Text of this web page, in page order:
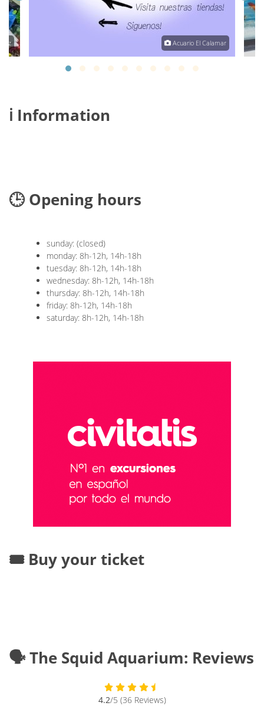
Acuario El Calamar
ℹ️ Information
🕒 Opening hours
sunday: (closed)
monday: 8h-12h, 14h-18h
tuesday: 8h-12h, 14h-18h
wednesday: 8h-12h, 14h-18h
thursday: 8h-12h, 14h-18h
friday: 8h-12h, 14h-18h
saturday: 8h-12h, 14h-18h
🎟️ Buy your ticket
🗣️ The Squid Aquarium: Reviews
4.2/5 (36 Reviews)